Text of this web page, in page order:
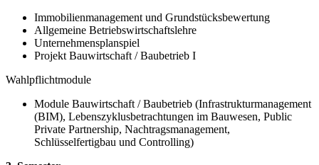
Immobilienmanagement und Grundstücksbewertung
Allgemeine Betriebswirtschaftslehre
Unternehmensplanspiel
Projekt Bauwirtschaft / Baubetrieb I
Wahlpflichtmodule
Module Bauwirtschaft / Baubetrieb (Infrastrukturmanagement
(BIM), Lebenszyklusbetrachtungen im Bauwesen, Public
Private Partnership, Nachtragsmanagement,
Schlüsselfertigbau und Controlling)